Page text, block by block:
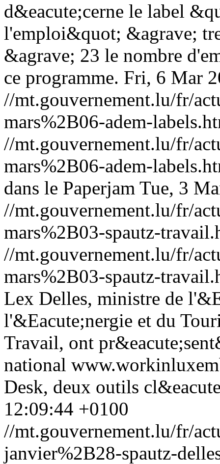
d&eacute;cerne le label
l'emploi&quot; &agrave;
&agrave; 23 le nombre
ce programme. Fri, 6 Mar
//mt.gouvernement.lu/fr/
mars%2B06-adem-
//mt.gouvernement.lu/fr/
mars%2B06-adem-
dans le Paperjam Tue, 3
//mt.gouvernement.lu/fr/
mars%2B03-spautz-
//mt.gouvernement.lu/fr/
mars%2B03-spautz-
Lex Delles, ministre de
l'&Eacute;nergie et du
Travail, ont
national
Desk, deux outils
12:09:44 +0100
//mt.gouvernement.lu/fr/
janvier%2B28-spautz-